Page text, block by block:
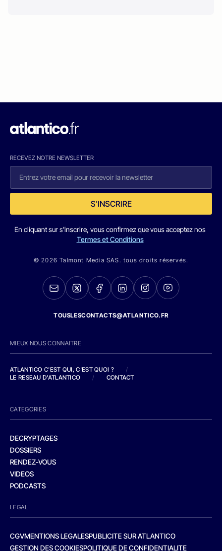
RECEVEZ NOTRE NEWSLETTER
S'INSCRIRE
En cliquant sur s'inscrire, vous confirmez que vous acceptez nos
Termes et Conditions
© 2026 Talmont Media SAS. tous droits réservés.
TOUSLESCONTACTS@ATLANTICO.FR
MIEUX NOUS CONNAITRE
ATLANTICO C'EST QUI, C'EST QUOI ?
/
LE RESEAU D'ATLANTICO
/ CONTACT
CATEGORIES
DECRYPTAGES
DOSSIERS
RENDEZ-VOUS
VIDEOS
PODCASTS
LEGAL
CGVMENTIONS LEGALESPUBLICITE SUR ATLANTICO
GESTION DES COOKIESPOLITIQUE DE CONFIDENTIALITE